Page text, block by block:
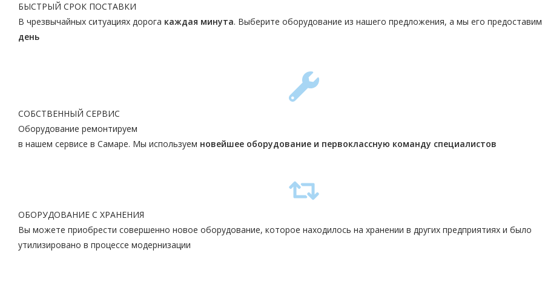
БЫСТРЫЙ СРОК ПОСТАВКИ
В чрезвычайных ситуациях дорога каждая минута. Выберите оборудование из нашего предложения, а мы его предоставим
день
СОБСТВЕННЫЙ СЕРВИС
Оборудование ремонтируем
в нашем сервисе в Самаре. Мы используем новейшее оборудование и первоклассную команду специалистов
ОБОРУДОВАНИЕ С ХРАНЕНИЯ
Вы можете приобрести совершенно новое оборудование, которое находилось на хранении в других предприятиях и было
утилизировано в процессе модернизации